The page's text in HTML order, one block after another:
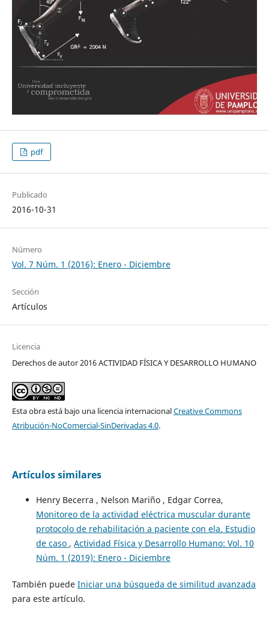
pdf
Publicado
2016-10-31
Número
Vol. 7 Núm. 1 (2016): Enero - Diciembre
Sección
Artículos
Licencia
Derechos de autor 2016 ACTIVIDAD FÍSICA Y DESARROLLO HUMANO
Esta obra está bajo una licencia internacionalCreative Commons
Atribución-NoComercial-SinDerivadas 4.0.
Artículos similares
Henry Becerra , Nelson Mariño , Edgar Correa,
Monitoreo de la actividad eléctrica muscular durante
protocolo de rehabilitación a paciente con ela. Estudio
de caso , Actividad Física y Desarrollo Humano: Vol. 10
Núm. 1 (2019): Enero - Diciembre
También puede Iniciar una búsqueda de similitud avanzada
para este artículo.